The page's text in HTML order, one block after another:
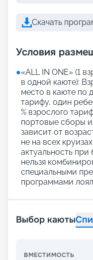
Скачать
Условия
●«АLL IN ONE» (1
в одной каюте):
место в каюте по
тарифу, один
% взрослого
портовые сборы
зависит от
не на всех
актуальность
нельзя
специальными
программами
Выбор каюты
ВМЕСТИМОСТЬ